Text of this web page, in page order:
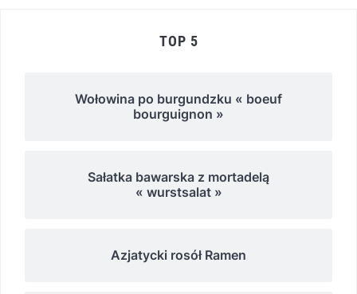
TOP 5
Wołowina po burgundzku « boeuf
bourguignon »
Sałatka bawarska z mortadelą
« wurstsalat »
Azjatycki rosół Ramen